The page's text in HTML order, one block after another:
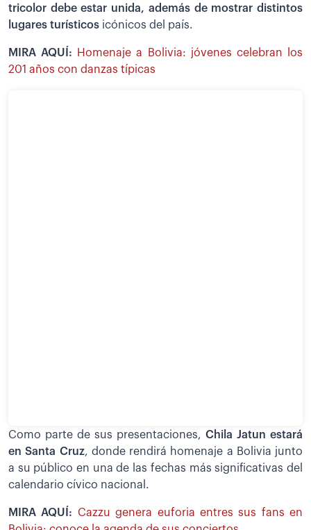
tricolor debe estar unida, además de mostrar distintos
lugares turísticos icónicos del país.
MIRA AQUÍ:
Homenaje a Bolivia: jóvenes celebran los
201 años con danzas típicas
Como parte de sus presentaciones, Chila Jatun estará
en Santa Cruz, donde rendirá homenaje a Bolivia junto
a su público en una de las fechas más significativas del
calendario cívico nacional.
MIRA AQUÍ: Cazzu genera euforia entres sus fans en